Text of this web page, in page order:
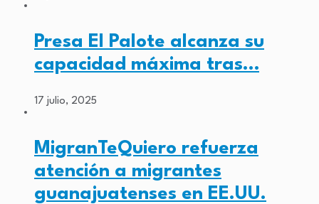
Presa El Palote alcanza su
capacidad máxima tras…
17 julio, 2025
MigranTeQuiero refuerza
atención a migrantes
guanajuatenses en EE.UU.